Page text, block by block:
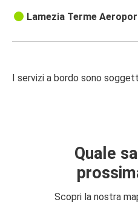
Lamezia Terme
I servizi a bordo sono
Quale
Scopri la nostra